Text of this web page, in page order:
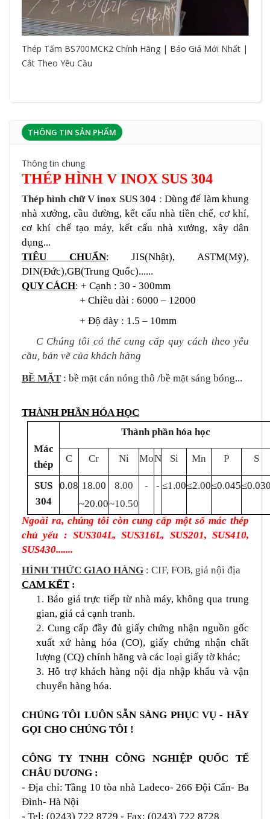
Thép Tấm BS700MCK2 Chính Hãng | Báo Giá Mới Nhất |
Cắt Theo Yêu Cầu
THÔNG TIN SẢN PHẨM
Thông tin chung
THÉP HÌNH V INOX SUS 304
Thép hình chữ V inox SUS 304 : Dùng để làm khung
nhà xưởng, cầu đường, kết cấu nhà tiền chế, cơ khí,
cơ khí chế tạo máy, kết cấu nhà xưởng, xây dân
dụng...
TIÊU CHUẨN: JIS(Nhật), ASTM(Mỹ),
DIN(Đức),GB(Trung Quốc)......
QUY CÁCH: + Cạnh : 30 - 300mm
+ Chiều dài : 6000 – 12000
+ Độ dày : 1.5 – 10mm
CChúng tôi có thể cung cấp quy cách theo yêu
cầu, bản vẽ của khách hàng
BỀ MẶT : bề mặt cán nóng thô /bề mặt sáng bóng...
THÀNH PHẦN HÓA HỌC
Mác
thép
Thành phần hóa học
C Cr Ni MoN Si Mn P S
SUS
304
0.08 18.00
~20.00
8.00
~10.50
- - ≤1.00≤2.00≤0.045≤
Ngoài ra, chúng tôi còn cung cấp một số mác thép
chủ yếu : SUS304L, SUS316L, SUS201, SUS410,
SUS430.......
HÌNH THỨC GIAO HÀNG : CIF, FOB, giá nội địa
CAM KẾT :
1. Báo giá trực tiếp từ nhà máy, không qua trung
gian, giá cả cạnh tranh.
2. Cung cấp đầy đủ giấy chứng nhận nguồn gốc
xuất xứ hàng hóa (CO), giấy chứng nhận chất
lượng (CQ) chính hãng và các loại giấy tờ khác;
3. Hỗ trợ khách hàng nội địa nhập khẩu và vận
chuyển hàng hóa.
CHÚNG TÔI LUÔN SẴN SÀNG PHỤC VỤ - HÃY
GỌI CHO CHÚNG TÔI !
CÔNG TY TNHH CÔNG NGHIỆP QUỐC TẾ
CHÂU DƯƠNG :
- Địa chỉ: Tầng 10 tòa nhà Ladeco- 266 Đội Cấn- Ba
Đình- Hà Nội
- Tel: (0243) 722 8729 - Fax: (0243) 722 8728